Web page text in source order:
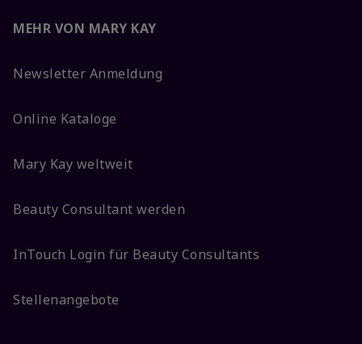
MEHR VON MARY KAY
Newsletter Anmeldung
Online Kataloge
Mary Kay weltweit
Beauty Consultant werden
InTouch Login für Beauty Consultants
Stellenangebote